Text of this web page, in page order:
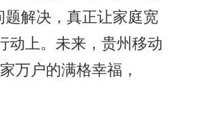
解决，真正让家庭宽
动上。未来，贵州移动
万户的满格幸福，